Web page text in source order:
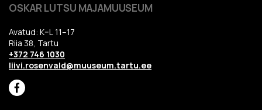
OSKAR LUTSU MAJAMUUSEUM
Avatud: K–L 11–17
Riia 38, Tartu
+372 746 1030
liivi.rosenvald@muuseum.tartu.ee